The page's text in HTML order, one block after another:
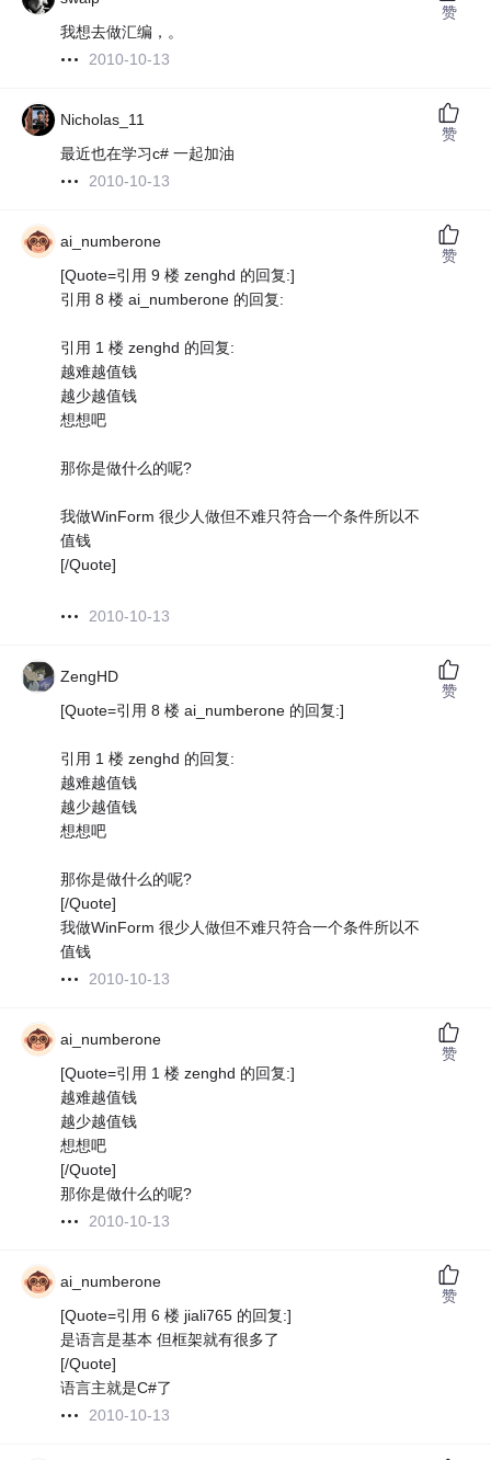
我想去做汇编，。
2010-10-13
赞
Nicholas_11
最近也在学习c# 一起加油
2010-10-13
赞
ai_numberone
[Quote=引用 9 楼 zenghd 的回复:]
引用 8 楼 ai_numberone 的回复:
引用 1 楼 zenghd 的回复:
越难越值钱
越少越值钱
想想吧
那你是做什么的呢?
我做WinForm 很少人做但不难只符合一个条件所以不
值钱
[/Quote]
2010-10-13
赞
ZengHD
[Quote=引用 8 楼 ai_numberone 的回复:]
引用 1 楼 zenghd 的回复:
越难越值钱
越少越值钱
想想吧
那你是做什么的呢?
[/Quote]
我做WinForm 很少人做但不难只符合一个条件所以不
值钱
2010-10-13
赞
ai_numberone
[Quote=引用 1 楼 zenghd 的回复:]
越难越值钱
越少越值钱
想想吧
[/Quote]
那你是做什么的呢?
2010-10-13
赞
ai_numberone
[Quote=引用 6 楼 jiali765 的回复:]
是语言是基本 但框架就有很多了
[/Quote]
语言主就是C#了
2010-10-13
赞